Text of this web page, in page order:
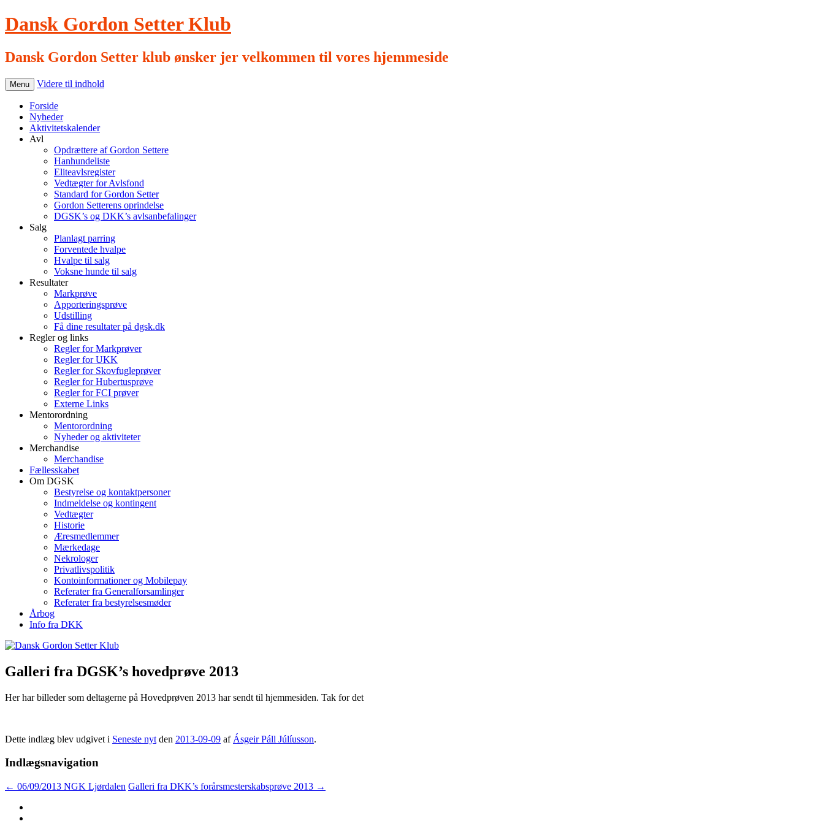
Dansk Gordon Setter Klub
Dansk Gordon Setter klub ønsker jer velkommen til vores hjemmeside
Menu Videre til indhold
Forside
Nyheder
Aktivitetskalender
Avl
Opdrættere af Gordon Settere
Hanhundeliste
Eliteavlsregister
Vedtægter for Avlsfond
Standard for Gordon Setter
Gordon Setterens oprindelse
DGSK’s og DKK’s avlsanbefalinger
Salg
Planlagt parring
Forventede hvalpe
Hvalpe til salg
Voksne hunde til salg
Resultater
Markprøve
Apporteringsprøve
Udstilling
Få dine resultater på dgsk.dk
Regler og links
Regler for Markprøver
Regler for UKK
Regler for Skovfugleprøver
Regler for Hubertusprøve
Regler for FCI prøver
Externe Links
Mentorordning
Mentorordning
Nyheder og aktiviteter
Merchandise
Merchandise
Fællesskabet
Om DGSK
Bestyrelse og kontaktpersoner
Indmeldelse og kontingent
Vedtægter
Historie
Æresmedlemmer
Mærkedage
Nekrologer
Privatlivspolitik
Kontoinformationer og Mobilepay
Referater fra Generalforsamlinger
Referater fra bestyrelsesmøder
Årbog
Info fra DKK
Galleri fra DGSK’s hovedprøve 2013
Her har billeder som deltagerne på Hovedprøven 2013 har sendt til hjemmesiden. Tak for det
Dette indlæg blev udgivet i Seneste nyt den 2013-09-09 af Ásgeir Páll Júlíusson.
Indlægsnavigation
← 06/09/2013 NGK Ljørdalen Galleri fra DKK’s forårsmesterskabsprøve 2013 →